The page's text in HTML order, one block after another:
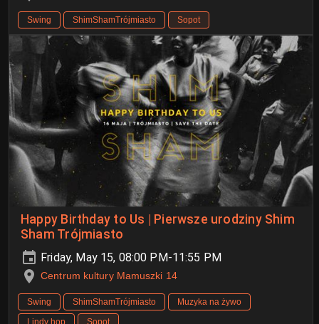
Swing ShimShamTrójmiasto Sopot
Happy Birthday to Us | Pierwsze urodziny Shim
Sham Trójmiasto
Friday, May 15, 08:00 PM-11:55 PM
Centrum kultury Mamuszki 14
Swing ShimShamTrójmiasto
Muzyka na żywo
Lindy hop
Sopot